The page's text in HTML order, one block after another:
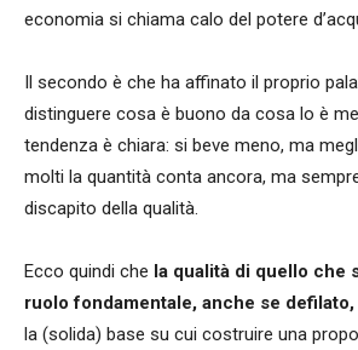
economia si chiama calo del potere
Il secondo è che ha affinato il proprio
distinguere cosa è buono da cosa lo è
tendenza è chiara: si beve meno, ma
molti la quantità conta ancora, ma
discapito della qualità.
Ecco quindi che la qualità di quello che
ruolo fondamentale, anche se defilato,
la (solida) base su cui costruire una